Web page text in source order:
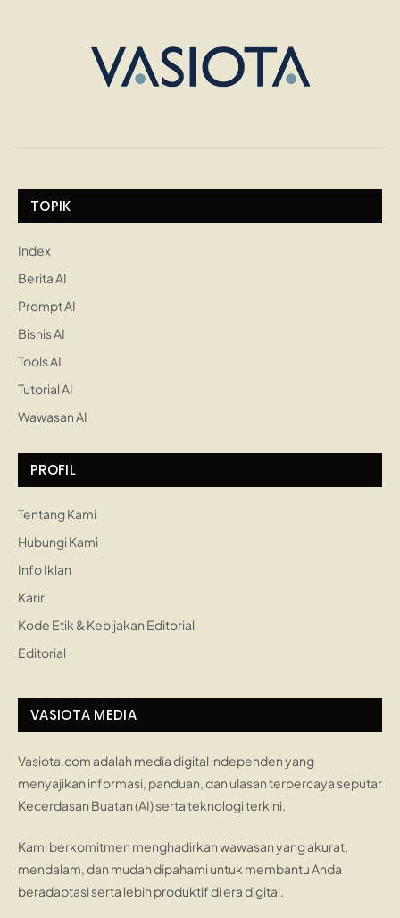
TOPIK
Index
Berita AI
Prompt AI
Bisnis AI
Tools AI
Tutorial AI
Wawasan AI
PROFIL
Tentang Kami
Hubungi Kami
Info Iklan
Karir
Kode Etik & Kebijakan Editorial
Editorial
VASIOTA MEDIA
Vasiota.com adalah media digital independen yang
menyajikan informasi, panduan, dan ulasan terpercaya seputar
Kecerdasan Buatan (AI) serta teknologi terkini.
Kami berkomitmen menghadirkan wawasan yang akurat,
mendalam, dan mudah dipahami untuk membantu Anda
beradaptasi serta lebih produktif di era digital.